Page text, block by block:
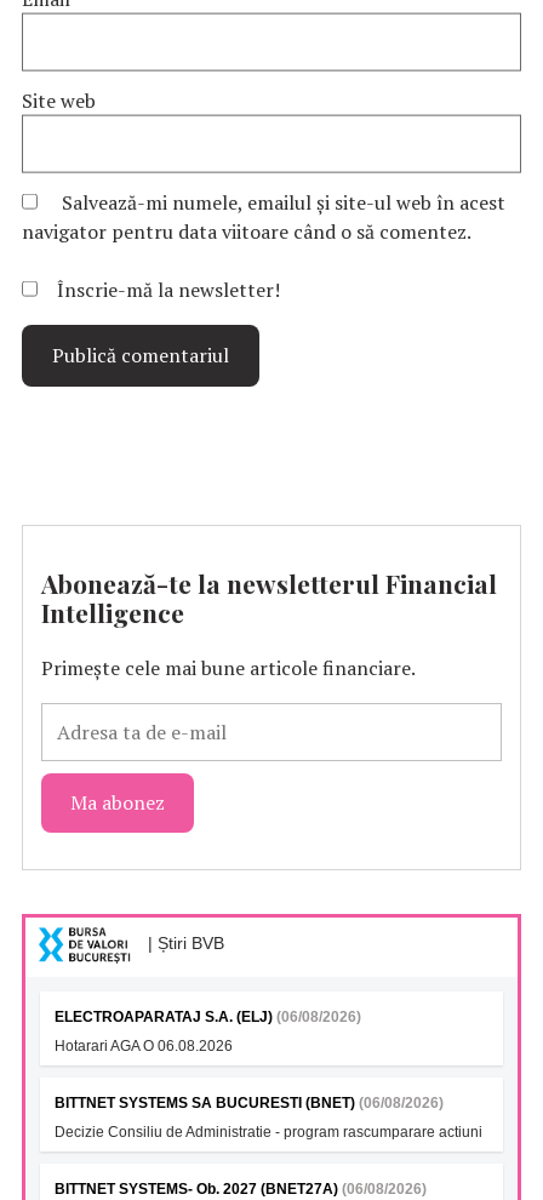
Site web
Salvează-mi numele, emailul și site-ul web în acest
navigator pentru data viitoare când o să comentez.
Înscrie-mă la newsletter!
Abonează-te la newsletterul Financial
Intelligence
Primește cele mai bune articole financiare.
| Știri BVB
ELECTROAPARATAJ S.A. (ELJ) (06/08/2026)
Hotarari AGA O 06.08.2026
BITTNET SYSTEMS SA BUCURESTI (BNET) (06/08/2026)
Decizie Consiliu de Administratie - program rascumparare actiuni
BITTNET SYSTEMS- Ob. 2027 (BNET27A) (06/08/2026)